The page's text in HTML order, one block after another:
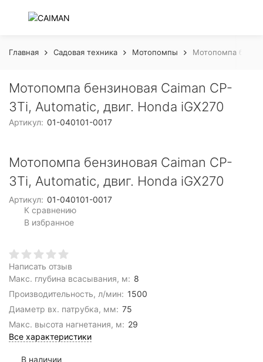
Главная Садовая техника Мотопомпы Мотопомпа
Мотопомпа бензиновая Caiman CP-
3Ti, Automatic, двиг. Honda iGX270
Артикул: 01-040101-0017
Мотопомпа бензиновая Caiman CP-
3Ti, Automatic, двиг. Honda iGX270
Артикул: 01-040101-0017
К сравнению
В избранное
Написать отзыв
Макс. глубина всасывания, м: 8
Производительность, л/мин: 1500
Диаметр вх. патрубка, мм: 75
Макс. высота нагнетания, м: 29
Все характеристики
В наличии